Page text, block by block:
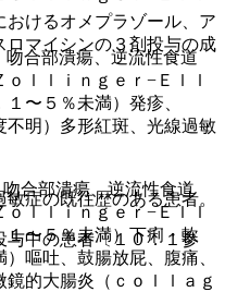
けるオメプラゾール、ア
ロマイシンの３剤投与の成
症の既往歴のある患者。
中の患者〔１０．１参
合部潰瘍、逆流性食道
ｌｌｉｎｇｅｒ−Ｅｌｌ
〜５％未満）発疹、
不明）多形紅斑、光線過敏
合部潰瘍、逆流性食道
ｌｌｉｎｇｅｒ−Ｅｌｌ
１〜５％未満）下痢・軟
嘔吐、鼓腸放屁、腹痛、
的大腸炎（ｃｏｌｌａｇ